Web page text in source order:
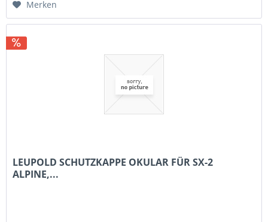
Merken
LEUPOLD SCHUTZKAPPE OKULAR FÜR SX-2
ALPINE,...